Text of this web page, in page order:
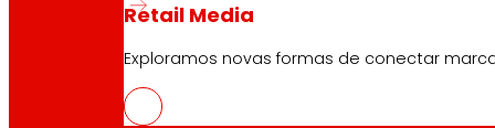
Retail Media
Exploramos novas formas de conectar